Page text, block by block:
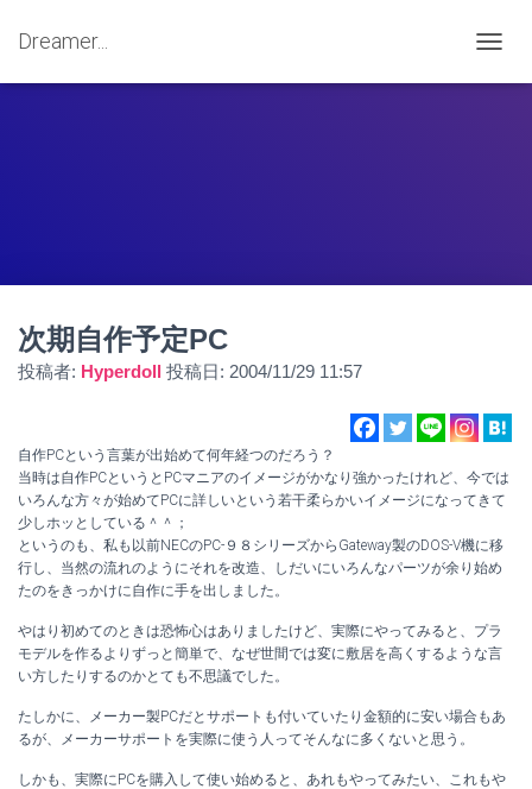
Dreamer...
ビ
替
次期自作予定PC
投稿者: Hyperdoll 投稿日: 2004/11/29 11:57
自作PCという言葉が出始めて何年経つのだろう？
当時は自作PCというとPCマニアのイメージがかなり強かったけれど、今では
いろんな方々が始めてPCに詳しいという若干柔らかいイメージになってきて
少しホッとしている＾＾；
というのも、私も以前NECのPC-９８シリーズからGateway製のDOS-V機に移
行し、当然の流れのようにそれを改造、しだいにいろんなパーツが余り始め
たのをきっかけに自作に手を出しました。
やはり初めてのときは恐怖心はありましたけど、実際にやってみると、プラ
モデルを作るよりずっと簡単で、なぜ世間では変に敷居を高くするような言
い方したりするのかとても不思議でした。
たしかに、メーカー製PCだとサポートも付いていたり金額的に安い場合もあ
るが、メーカーサポートを実際に使う人ってそんなに多くないと思う。
しかも、実際にPCを購入して使い始めると、あれもやってみたい、これもや